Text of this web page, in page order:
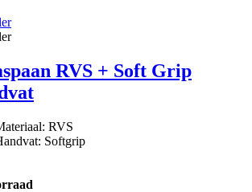
RVS + Soft Grip
RVS
Softgrip